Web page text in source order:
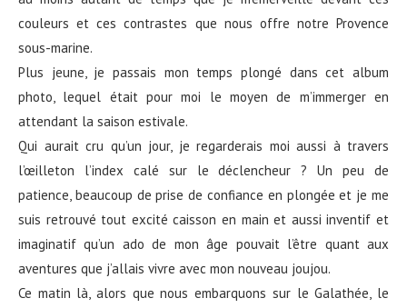
couleurs et ces contrastes que nous offre notre Provence
sous-marine.
Plus jeune, je passais mon temps plongé dans cet album
photo, lequel était pour moi le moyen de m’immerger en
attendant la saison estivale.
Qui aurait cru qu’un jour, je regarderais moi aussi à travers
l’œilleton l’index calé sur le déclencheur ? Un peu de
patience, beaucoup de prise de confiance en plongée et je me
suis retrouvé tout excité caisson en main et aussi inventif et
imaginatif qu’un ado de mon âge pouvait l’être quant aux
aventures que j’allais vivre avec mon nouveau joujou.
Ce matin là, alors que nous embarquons sur le Galathée, le